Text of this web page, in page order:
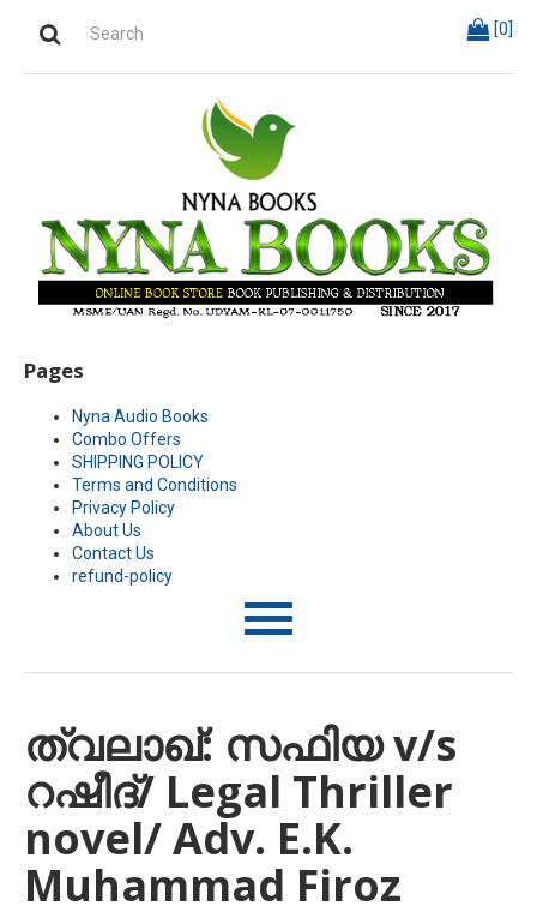
[0]
Pages
Nyna Audio Books
Combo Offers
SHIPPING POLICY
Terms and Conditions
Privacy Policy
About Us
Contact Us
refund-policy
T
o
n
a
t
ത്വലാഖ്: സഫിയ v/s
റഷീദ്/ Legal Thriller
novel/ Adv. E.K.
Muhammad Firoz